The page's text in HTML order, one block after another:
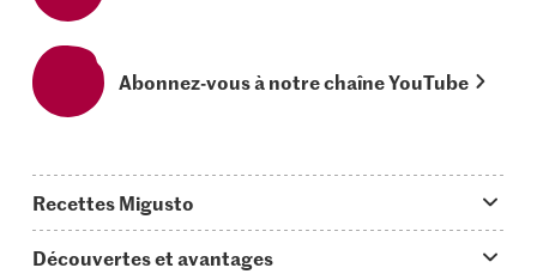
Abonnez-vous à notre chaîne YouTube
Recettes Migusto
Découvertes et avantages